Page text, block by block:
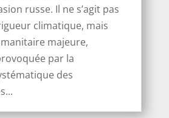
russe. Il ne s’agit pas
climatique, mais
majeure,
par la
des